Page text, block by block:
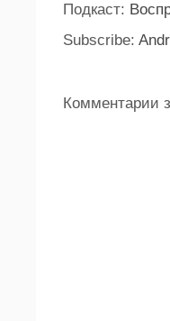
Подкаст:
Subscribe:
Комментарии